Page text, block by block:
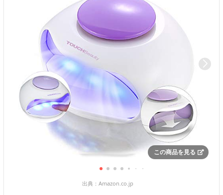
この商品を見る
出典： Amazon.co.jp